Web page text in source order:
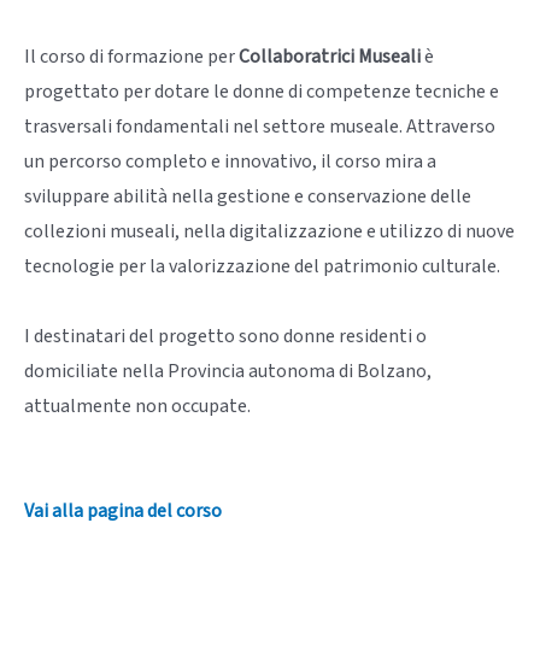
Il corso di formazione perCollaboratrici Musealiè
progettato per dotare le donne di competenze tecniche e
trasversali fondamentali nel settore museale. Attraverso
un percorso completo e innovativo, il corso mira a
sviluppare abilità nella gestione e conservazione delle
collezioni museali, nella digitalizzazione e utilizzo di nuove
tecnologie per la valorizzazione del patrimonio culturale.
I destinatari del progetto sono donne residenti o
domiciliate nella Provincia autonoma di Bolzano,
attualmente non occupate.
Vai alla pagina del corso